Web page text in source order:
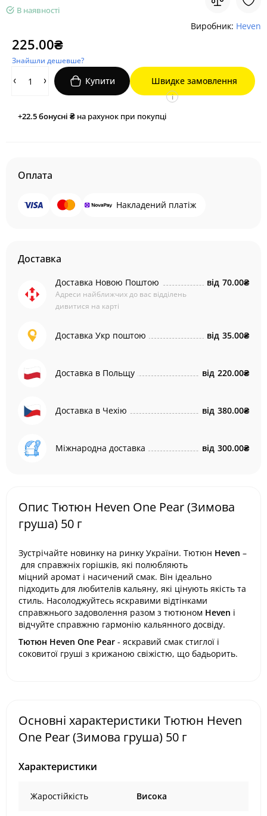
В наявності
Виробник: Heven
225.00₴
Знайшли дешевше?
Купити Швидке замовлення
+22.5бонусні ₴ на рахунок при покупці
i
Оплата
Накладений платіж
Доставка
Доставка Новою Поштою
Адреси найближчих до вас відділень
дивитися на карті
від 70.00₴
Доставка Укр поштою від 35.00₴
Доставка в Польщу від 220.00₴
Доставка в Чехію від 380.00₴
Міжнародна доставка від 300.00₴
Опис Тютюн Heven One Pear (Зимова
груша) 50 г
Зустрічайте новинку на ринку України. Тютюн Heven –
для справжніх горішків, які полюбляють
міцний аромат і насичений смак. Він ідеально
підходить для любителів кальяну, які цінують якість та
стиль. Насолоджуйтесь яскравими відтінками
справжнього задоволення разом з тютюном Heven і
відчуйте справжню гармонію кальянного досвіду.
Тютюн Heven One Pear - яскравий смак стиглої і
соковитої груші з крижаною свіжістю, що бадьорить.
Основні характеристики Тютюн Heven
One Pear (Зимова груша) 50 г
Характеристики
Жаростійкість Висока